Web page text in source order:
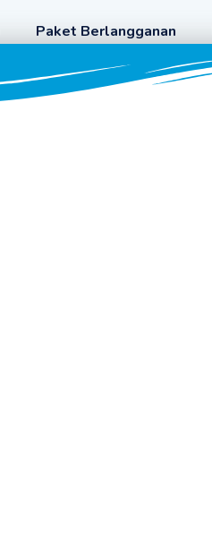
Paket Berlangganan